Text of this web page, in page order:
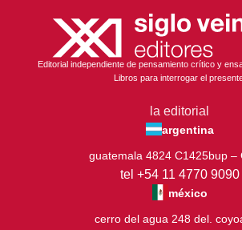
Editorial independiente de pensamiento crítico y
Libros para interrogar el
la editorial
argentina
guatemala 4824 C1425bup –
tel +54 11 4770 9090
méxico
cerro del agua 248 del.